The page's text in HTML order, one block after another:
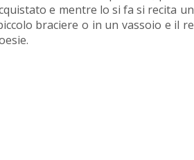
e mentre lo si fa si recita
braciere o in un vassoio e il